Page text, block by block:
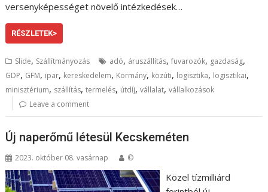
versenyképességet növelő intézkedések…
RÉSZLETEK>
Slide, Szállítmányozás adó, áruszállítás,fuvarozók, gazdaság,
GDP, GFM, ipar, kereskedelem, Kormány, közúti, logisztika, logisztikai,
minisztérium, szállítás,termelés, útdíj,vállalat,vállalkozások
Leave a comment
Új naperőmű létesül Kecskeméten
2023. október 08. vasárnap ©
Közel tízmilliárd